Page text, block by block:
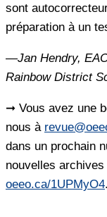
sont
préparation à un
—Jan Hendry,
Rainbow District
➞ Vous avez une
nous à
dans un prochain
nouvelles
oeeo.ca/1UPMyO4.